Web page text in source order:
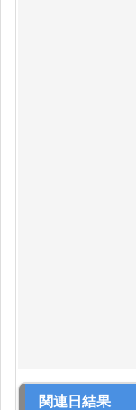
関連日結果